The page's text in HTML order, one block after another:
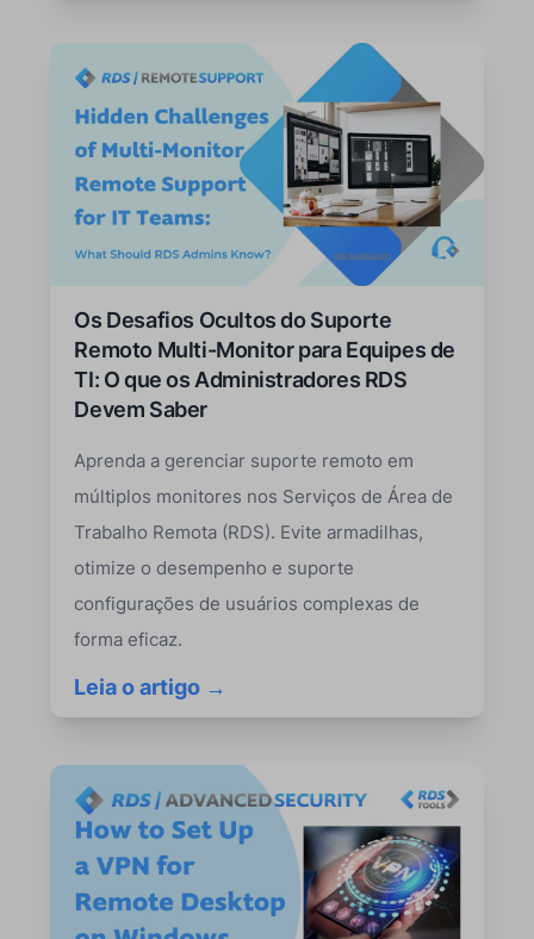
Os Desafios Ocultos do Suporte
Remoto Multi-Monitor para Equipes de
TI: O que os Administradores RDS
Devem Saber
Aprenda a gerenciar suporte remoto em
múltiplos monitores nos Serviços de Área de
Trabalho Remota (RDS). Evite armadilhas,
otimize o desempenho e suporte
configurações de usuários complexas de
forma eficaz.
Leia o artigo →